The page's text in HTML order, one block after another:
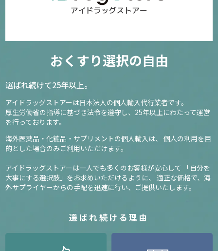
おくすり選択の自由
選ばれ続けて25年以上。
アイドラッグストアーは日本法人の個人輸入代行業者です。
厚生労働省の指導に基づき法令を遵守し、 25年以上にわたって運営
を行っております。
海外医薬品・化粧品・サプリメントの個人輸入は、
個人の利用を目
的とした場合のみご利用いただけます。
アイドラッグストアーは一人でも多くのお客様が安心して
「自分を
大事にする選択肢」をお求めいただけるように、
適正な価格で、海
外サプライヤーからの手配を迅速に行い、ご提供いたします。
選ばれ続ける理由